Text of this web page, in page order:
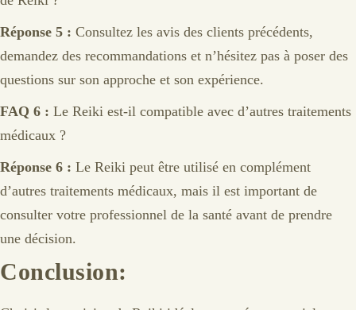
Réponse 5 : Consultez les avis des clients précédents,
demandez des recommandations et n’hésitez pas à poser des
questions sur son approche et son expérience.
FAQ 6 : Le Reiki est-il compatible avec d’autres traitements
médicaux ?
Réponse 6 : Le Reiki peut être utilisé en complément
d’autres traitements médicaux, mais il est important de
consulter votre professionnel de la santé avant de prendre
une décision.
Conclusion: